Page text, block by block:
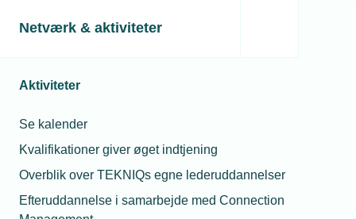
Netværk & aktiviteter
Aktiviteter
Se kalender
Kvalifikationer giver øget indtjening
Overblik over TEKNIQs egne lederuddannelser
Efteruddannelse i samarbejde med Connection
Få økonomisk hjælp til digitalisering
virksomheder i arbejdet med at digitalisere deres
administration, produktion, salg eller produkt.